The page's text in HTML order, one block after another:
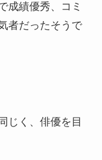
成績優秀、コミ
者だったそうで
じく、俳優を目